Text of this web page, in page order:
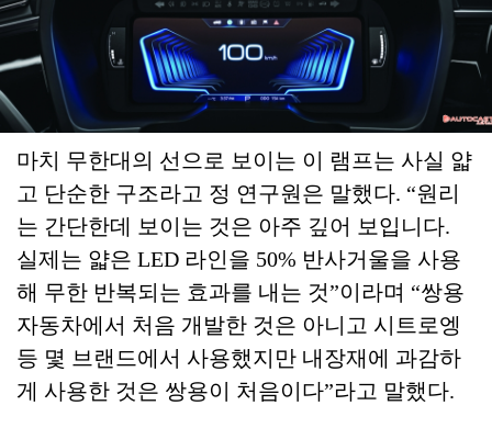
마치 무한대의 선으로 보이는 이 램프는 사실 얇
고 단순한 구조라고 정 연구원은 말했다. “원리
는 간단한데 보이는 것은 아주 깊어 보입니다.
실제는 얇은 LED 라인을 50% 반사거울을 사용
해 무한 반복되는 효과를 내는 것”이라며 “쌍용
자동차에서 처음 개발한 것은 아니고 시트로엥
등 몇 브랜드에서 사용했지만 내장재에 과감하
게 사용한 것은 쌍용이 처음이다”라고 말했다.